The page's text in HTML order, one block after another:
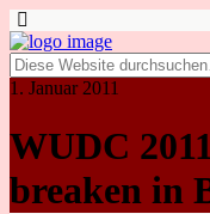
1. Januar 2011
WUDC
breaken in